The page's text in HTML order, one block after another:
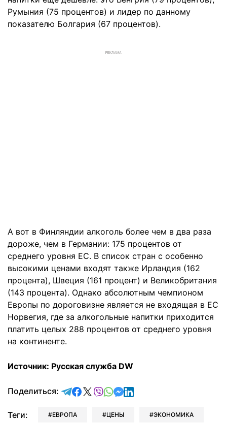
Румыния (75 процентов) и лидер по данному
показателю Болгария (67 процентов).
РЕКЛАМА
А вот в Финляндии алкоголь более чем в два раза
дороже, чем в Германии: 175 процентов от
среднего уровня ЕС. В список стран с особенно
высокими ценами входят также Ирландия (162
процента), Швеция (161 процент) и Великобритания
(143 процента). Однако абсолютным чемпионом
Европы по дороговизне является не входящая в ЕС
Норвегия, где за алкогольные напитки приходится
платить целых 288 процентов от среднего уровня
на континенте.
Источник: Русская служба DW
Поделиться: отправить в Telegram
поделиться в Facebook
поделиться в X
отправить в Viber
отправить в Whatsapp
отправить в Messenger
отправить в LinkedIn
Теги: ЕВРОПА ЦЕНЫ ЭКОНОМИКА